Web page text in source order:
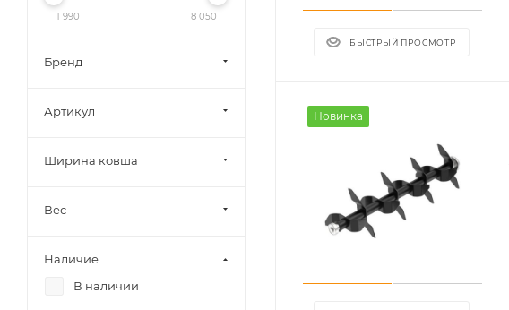
БЫСТРЫЙ ПРОСМОТР
Новинка
1 990 8 050
Бренд
Артикул
Ширина ковша
Вес
Наличие
В наличии